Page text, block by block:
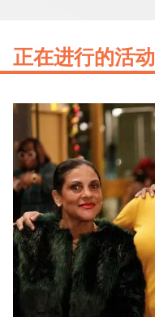
正在进行的活动